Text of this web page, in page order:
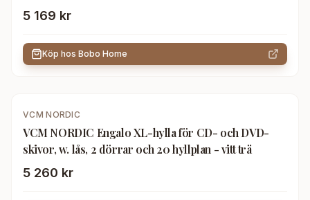
5 169 kr
Köp hos Bobo Home
VCM NORDIC
VCM NORDIC Engalo XL-hylla för CD- och DVD-
skivor, w. lås, 2 dörrar och 20 hyllplan - vitt trä
5 260 kr